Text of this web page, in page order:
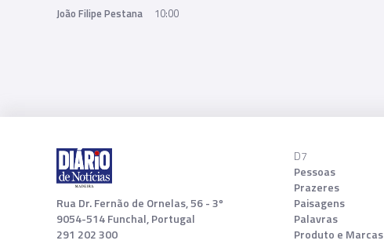
João Filipe Pestana 10:00
Rua Dr. Fernão de Ornelas, 56 - 3º
9054-514 Funchal, Portugal
291 202 300
D7
Pessoas
Prazeres
Paisagens
Palavras
Produto e Marcas